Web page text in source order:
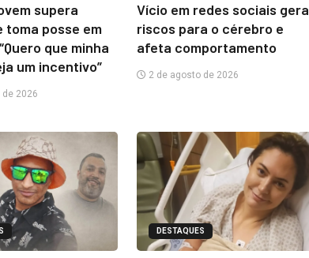
supera
toma posse em
que minha
um incentivo”
2026
Vício em redes sociais gera
riscos para o cérebro e
afeta comportamento
2 de agosto de 2026
DESTAQUES